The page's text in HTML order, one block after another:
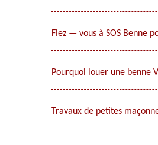
Fiez — vous à SOS Benne
Pourquoi louer une benne
Travaux de petites